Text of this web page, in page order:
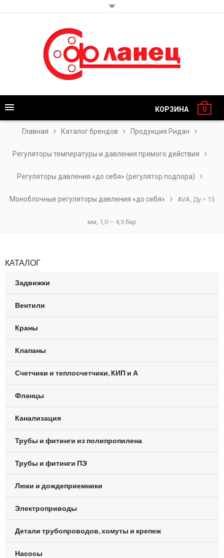
КОРЗИНА 0
Главная Каталог брендов Продукция Ридан
Регуляторы температуры и давления прямого действия
Регуляторы давления «до себя» (регулятор подпора)
Моноблочные регуляторы давления «до себя» AVA, Ду = 15
мм, 1,0 – 4,5 бар
КАТАЛОГ
Задвижки
Вентили
Краны
Клапаны
Счетчики и теплосчетчики, КИП и А
Фланцы
Канализация
Трубы и фитинги из полипропилена
Трубы и фитинги ПЭ
Люки и дождеприемники
Электроприводы
Детали трубопроводов, хомуты и крепеж
Насосы